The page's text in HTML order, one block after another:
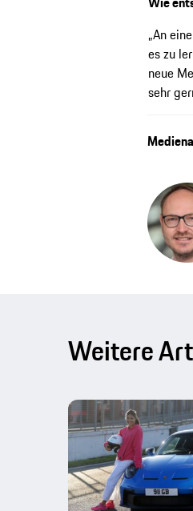
„An
es zu
neue
sehr
Weitere